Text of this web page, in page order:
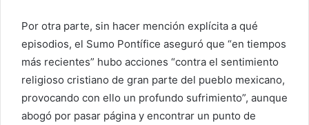
Por otra parte, sin hacer mención explícita a qué
episodios, el Sumo Pontífice aseguró que “en tiempos
más recientes” hubo acciones “contra el sentimiento
religioso cristiano de gran parte del pueblo mexicano,
provocando con ello un profundo sufrimiento”, aunque
abogó por pasar página y encontrar un punto de